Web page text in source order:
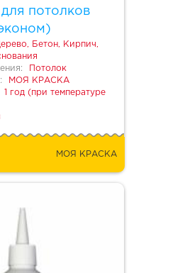
для потолков
Бетон, Кирпич,
Потолок
МОЯ КРАСКА
1 год (при температуре
МОЯ КРАСКА